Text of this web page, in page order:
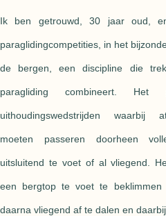
Ik ben getrouwd, 30 jaar oud,
paraglidingcompetities, in het
de bergen, een discipline die
paragliding combineert.
uithoudingswedstrijden waarbij
moeten passeren doorheen
uitsluitend te voet of al vliegend.
een bergtop te voet te
daarna vliegend af te dalen en